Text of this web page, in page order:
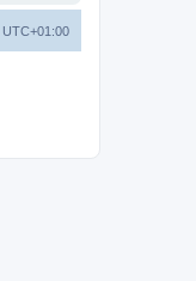
UTC+01:00